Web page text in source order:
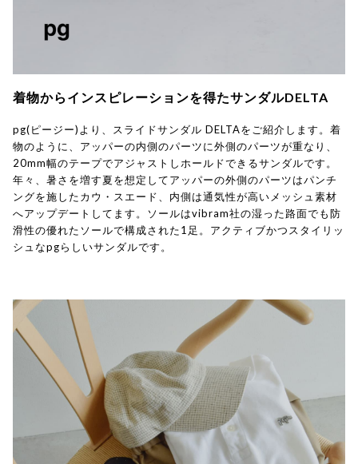
着物からインスピレーションを得たサンダルDELTA
pg(ピージー)より、スライドサンダル DELTAをご紹介します。着
物のように、アッパーの内側のパーツに外側のパーツが重なり、
20mm幅のテープでアジャストしホールドできるサンダルです。
年々、暑さを増す夏を想定してアッパーの外側のパーツはパンチ
ングを施したカウ・スエード、内側は通気性が高いメッシュ素材
へアップデートしてます。ソールはvibram社の湿った路面でも防
滑性の優れたソールで構成された1足。アクティブかつスタイリッ
シュなpgらしいサンダルです。